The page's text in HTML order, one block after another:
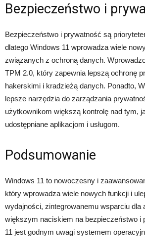
Bezpieczeństwo i
Bezpieczeństwo i prywatność są
dlatego Windows 11 wprowadza wiele
związanych z ochroną danych.
TPM 2.0, który zapewnia lepszą ochronę
hakerskimi i kradzieżą danych. Ponadto,
lepsze narzędzia do zarządzania
użytkownikom większą kontrolę nad tym,
udostępniane aplikacjom i usługom.
Podsumowanie
Windows 11 to nowoczesny i
który wprowadza wiele nowych funkcji i
wydajności, zintegrowanemu wsparciu dla
większym naciskiem na bezpieczeństwo i
11 jest godnym uwagi systemem